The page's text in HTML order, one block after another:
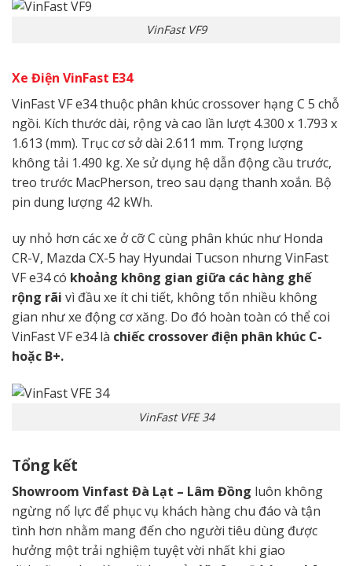
VinFast VF9
Xe Điện VinFast E34
VinFast VF e34 thuộc phân khúc crossover hạng C 5 chỗ
ngồi. Kích thước dài, rộng và cao lần lượt 4.300 x 1.793 x
1.613 (mm). Trục cơ sở dài 2.611 mm. Trọng lượng
không tải 1.490 kg. Xe sử dụng hệ dẫn động cầu trước,
treo trước MacPherson, treo sau dạng thanh xoắn. Bộ
pin dung lượng 42 kWh.
uy nhỏ hơn các xe ở cỡ C cùng phân khúc như Honda
CR-V, Mazda CX-5 hay Hyundai Tucson nhưng VinFast
VF e34 có khoảng không gian giữa các hàng ghế
rộng rãi vì đầu xe ít chi tiết, không tốn nhiều không
gian như xe động cơ xăng. Do đó hoàn toàn có thể coi
VinFast VF e34 là chiếc crossover điện phân khúc C-
hoặc B+.
VinFast VFE 34
Tổng kết
Showroom Vinfast Đà Lạt – Lâm Đồng luôn không
ngừng nổ lực để phục vụ khách hàngchu đáo và tận
tình hơn nhằm mang đến cho người tiêu dùng được
hưởng một trải nghiệm tuyệt vời nhất khi giao